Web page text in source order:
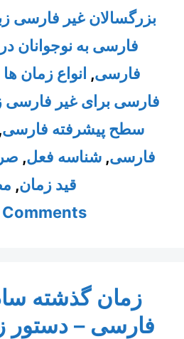
بزرگسالان غیر فارسی
فارسی به نوجوانان
فارسی, انواع زمان
فارسی برای غیر فارسی
سطح پیشرفته فارسی
فارسی,شناسه فعل,
قید زمان,
Comments
زمان گذشته
فارسی – دستور